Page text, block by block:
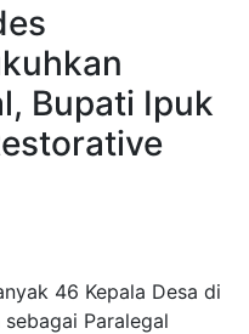
Bupati Ipuk
46 Kepala Desa di
Paralegal